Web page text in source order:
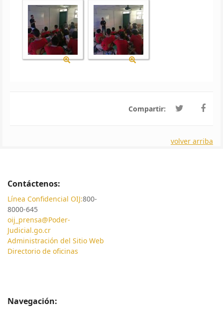
Compartir:
volver arriba
Contáctenos:
Línea Confidencial OIJ:800-
8000-645
oij_prensa@Poder-
Judicial.go.cr
Administración del Sitio Web
Directorio de oficinas
Navegación: